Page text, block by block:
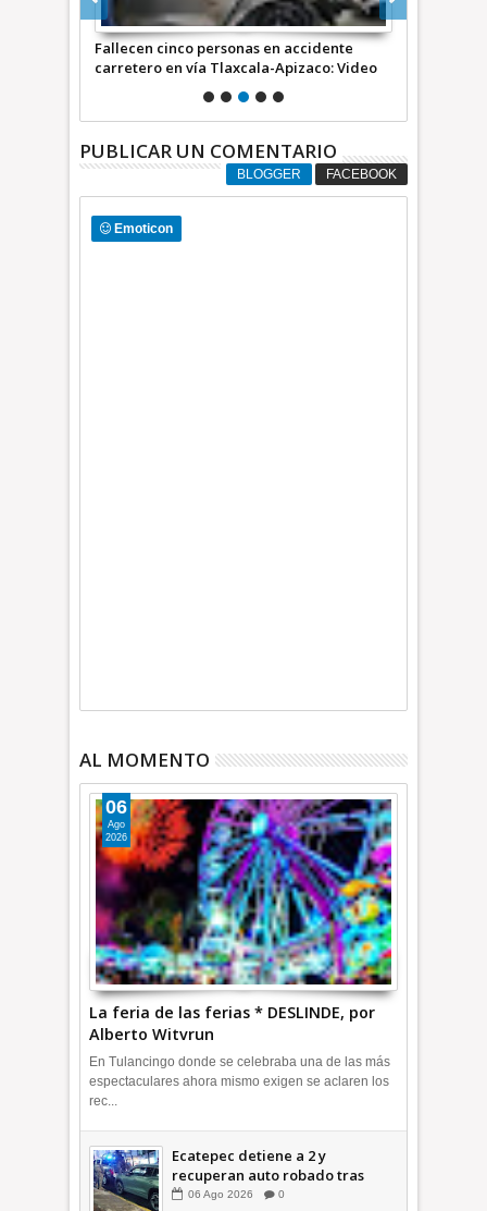
Fallecen cinco personas en accidente
carretero en vía Tlaxcala-Apizaco: Video
PUBLICAR UN COMENTARIO
BLOGGER FACEBOOK
Emoticon
AL MOMENTO
La feria de las ferias * DESLINDE, por
Alberto Witvrun
06
Ago
2026
En Tulancingo donde se celebraba una de las más
espectaculares ahora mismo exigen se aclaren los
rec...
Ecatepec detiene a 2 y
recuperan auto robado tras
operativo con Tecámac +Video
06 Ago 2026 0